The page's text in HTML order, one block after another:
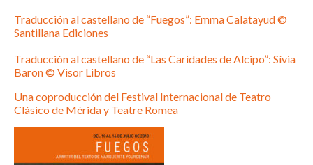
Traducción al castellano de “Fuegos”: Emma Calatayud ©
Santillana Ediciones
Traducción al castellano de “Las Caridades de Alcipo”: Sívia
Baron © Visor Libros
Una coproducción del Festival Internacional de Teatro
Clásico de Mérida y Teatre Romea